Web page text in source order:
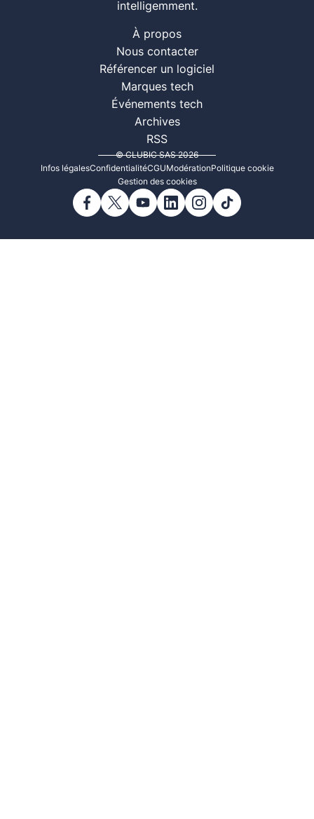
intelligemment.
À propos
Nous contacter
Référencer un logiciel
Marques tech
Événements tech
Archives
RSS
© CLUBIC SAS 2026
Infos légalesConfidentialitéCGUModérationPolitique cookie
Gestion des cookies